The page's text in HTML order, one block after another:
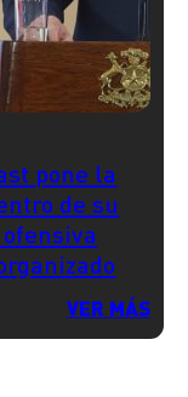
pone la
de su
VER MÁS